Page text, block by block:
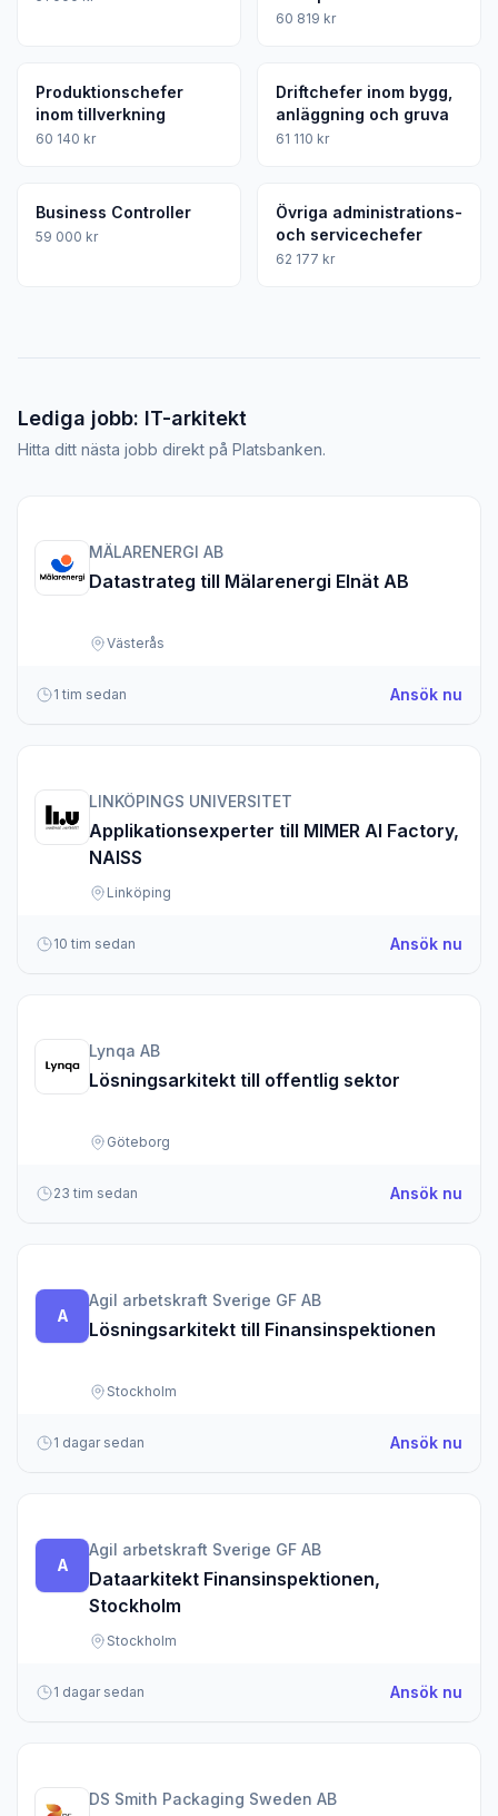
60 819 kr
Produktionschefer
inom tillverkning
60 140 kr
Driftchefer inom bygg,
anläggning och gruva
61 110 kr
Business Controller
59 000 kr
Övriga administrations-
och servicechefer
62 177 kr
Lediga jobb: IT-arkitekt
Hitta ditt nästa jobb direkt på Platsbanken.
MÄLARENERGI AB
Datastrateg till Mälarenergi Elnät AB
Västerås
1 tim sedan Ansök nu
LINKÖPINGS UNIVERSITET
Applikationsexperter till MIMER AI Factory,
NAISS
Linköping
10 tim sedan Ansök nu
Lynqa AB
Lösningsarkitekt till offentlig sektor
Göteborg
23 tim sedan Ansök nu
A
Agil arbetskraft Sverige GF AB
Lösningsarkitekt till Finansinspektionen
Stockholm
1 dagar sedan Ansök nu
A
Agil arbetskraft Sverige GF AB
Dataarkitekt Finansinspektionen,
Stockholm
Stockholm
1 dagar sedan Ansök nu
DS Smith Packaging Sweden AB